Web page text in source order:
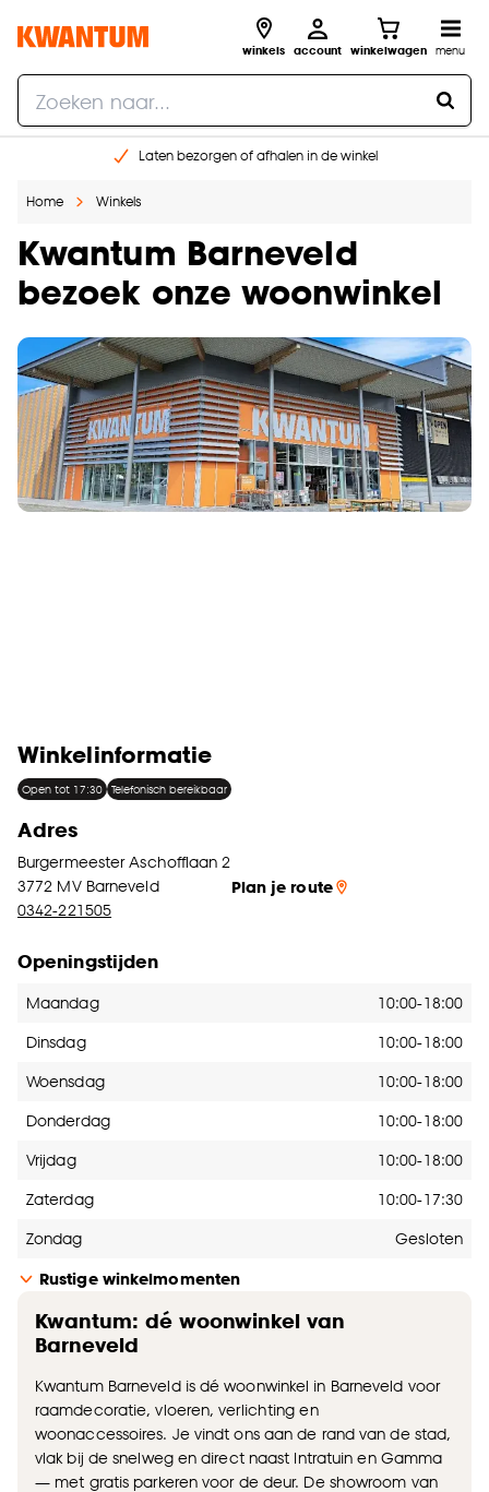
winkels account winkelwagen menu
Laten bezorgen of afhalen in de winkel
Gratis raam advies en inmeten aan huis
Home Winkels
Kwantum Barneveld
bezoek onze woonwinkel
Winkelinformatie
Open tot 17:30 Telefonisch bereikbaar
Adres
Burgermeester Aschofflaan 2
3772 MV Barneveld
0342-221505
Plan je route
Openingstijden
Openingstijden
Maandag 10:00-18:00
Dinsdag 10:00-18:00
Woensdag 10:00-18:00
Donderdag 10:00-18:00
Vrijdag 10:00-18:00
Zaterdag 10:00-17:30
Zondag Gesloten
Rustige winkelmomenten
Kwantum: dé woonwinkel van
Barneveld
Kwantum Barneveld is dé woonwinkel in Barneveld voor
raamdecoratie, vloeren, verlichting en
woonaccessoires. Je vindt ons aan de rand van de stad,
vlak bij de snelweg en direct naast Intratuin en Gamma
— met gratis parkeren voor de deur. De showroom van